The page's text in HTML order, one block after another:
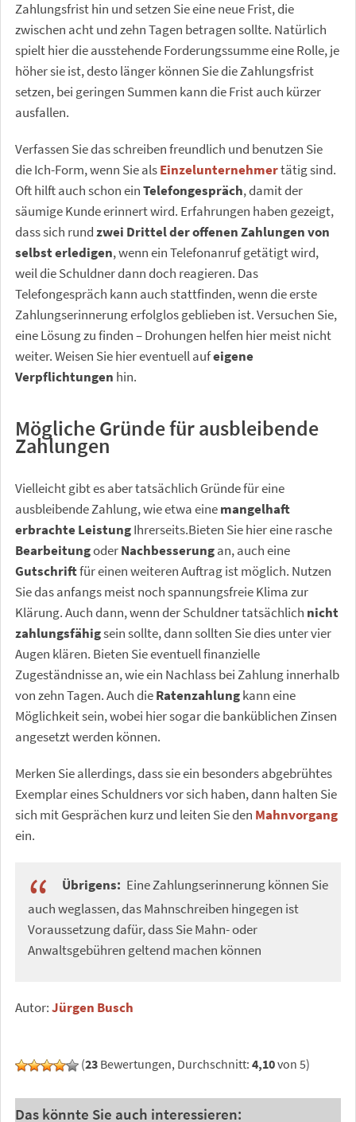
Zahlungsfrist hin und setzen Sie eine neue Frist, die
zwischen acht und zehn Tagen betragen sollte. Natürlich
spielt hier die ausstehende Forderungssumme eine Rolle, je
höher sie ist, desto länger können Sie die Zahlungsfrist
setzen, bei geringen Summen kann die Frist auch kürzer
ausfallen.
Verfassen Sie das schreiben freundlich und benutzen Sie
die Ich-Form, wenn Sie alsEinzelunternehmertätig sind.
Oft hilft auch schon einTelefongespräch, damit der
säumige Kunde erinnert wird. Erfahrungen haben gezeigt,
dass sich rundzwei Drittel der offenen Zahlungen von
selbst erledigen, wenn ein Telefonanruf getätigt wird,
weil die Schuldner dann doch reagieren. Das
Telefongespräch kann auch stattfinden, wenn die erste
Zahlungserinnerung erfolglos geblieben ist. Versuchen Sie,
eine Lösung zu finden – Drohungen helfen hier meist nicht
weiter. Weisen Sie hier eventuell aufeigene
Verpflichtungen hin.
Mögliche Gründe für ausbleibende
Zahlungen
Vielleicht gibt es aber tatsächlich Gründe für eine
ausbleibende Zahlung, wie etwa einemangelhaft
erbrachte LeistungIhrerseits.Bieten Sie hier eine rasche
BearbeitungoderNachbesserungan, auch eine
Gutschriftfür einen weiteren Auftrag ist möglich. Nutzen
Sie das anfangs meist noch spannungsfreie Klima zur
Klärung. Auch dann, wenn der Schuldner tatsächlich nicht
zahlungsfähigsein sollte, dann sollten Sie dies unter vier
Augen klären. Bieten Sie eventuell finanzielle
Zugeständnisse an, wie ein Nachlass bei Zahlung innerhalb
von zehn Tagen. Auch dieRatenzahlungkann eine
Möglichkeit sein, wobei hier sogar die banküblichen Zinsen
angesetzt werden können.
Merken Sie allerdings, dass sie ein besonders abgebrühtes
Exemplar eines Schuldners vor sich haben, dann halten Sie
sich mit Gesprächen kurz und leiten Sie den Mahnvorgang
ein.
Übrigens: Eine Zahlungserinnerung können Sie
auch weglassen, das Mahnschreiben hingegen ist
Voraussetzung dafür, dass Sie Mahn- oder
Anwaltsgebühren geltend machen können
Autor:Jürgen Busch
(23 Bewertungen, Durchschnitt: 4,10von 5)
Das könnte Sie auch interessieren: